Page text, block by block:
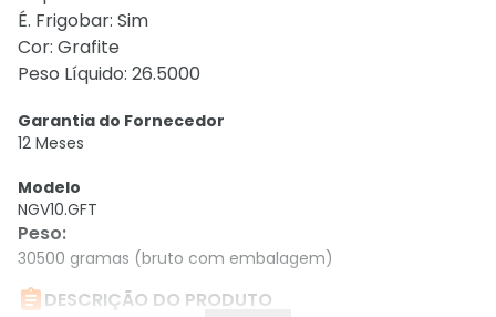
É. Frigobar: Sim
Cor: Grafite
Peso Líquido: 26.5000
Garantia do Fornecedor
12 Meses
Modelo
NGV10.GFT
Peso:
30500 gramas (bruto com embalagem)
DESCRIÇÃO DO PRODUTO